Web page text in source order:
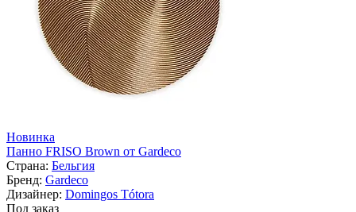
Новинка
Панно FRISO Brown от Gardeco
Страна: Бельгия
Бренд: Gardeco
Дизайнер: Domingos Tótora
Под заказ